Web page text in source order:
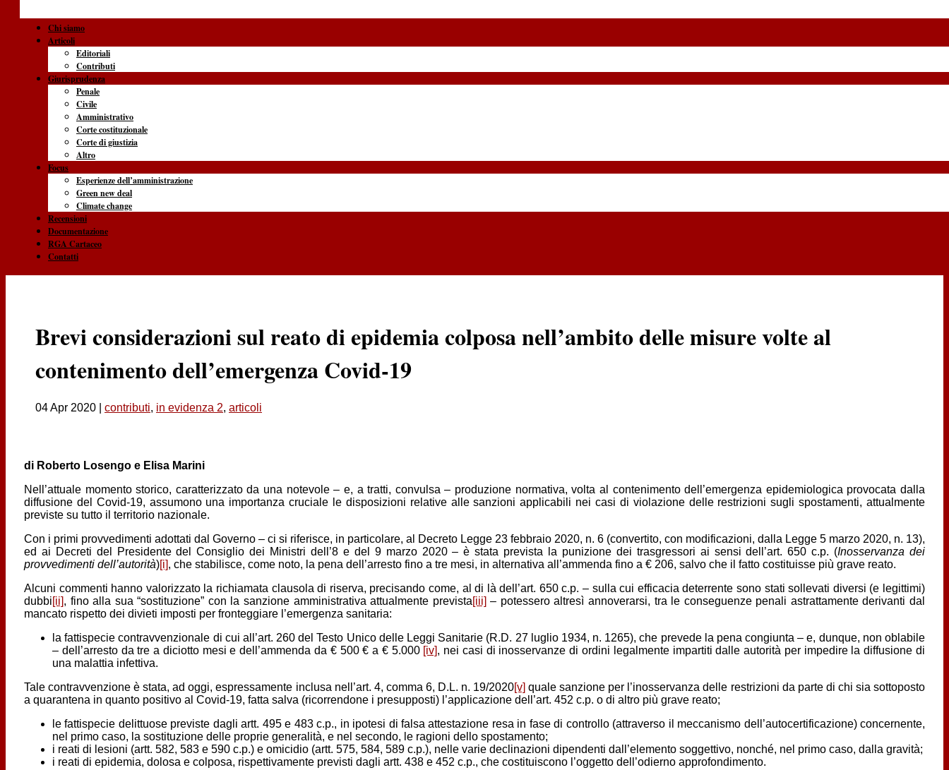
Chi siamo
Articoli
Editoriali
Contributi
Giurisprudenza
Penale
Civile
Amministrativo
Corte costituzionale
Corte di giustizia
Altro
Focus
Esperienze dell’amministrazione
Green new deal
Climate change
Recensioni
Documentazione
RGA Cartaceo
Contatti
Brevi considerazioni sul reato di epidemia colposa nell’ambito delle misure volte al
contenimento dell’emergenza Covid-19
04 Apr 2020 contributi, in evidenza 2, articoli
di Roberto Losengo e Elisa Marini
Nell’attuale momento storico, caratterizzato da una notevole – e, a tratti, convulsa – produzione normativa, volta al contenimento dell’emergenza epidemiologica provocata dalla
diffusione del Covid-19, assumono una importanza cruciale le disposizioni relative alle sanzioni applicabili nei casi di violazione delle restrizioni sugli spostamenti, attualmente
previste su tutto il territorio nazionale.
Con i primi provvedimenti adottati dal Governo – ci si riferisce, in particolare, al Decreto Legge 23 febbraio 2020, n. 6 (convertito, con modificazioni, dalla Legge 5 marzo 2020, n. 13),
ed ai Decreti del Presidente del Consiglio dei Ministri dell’8 e del 9 marzo 2020 – è stata prevista la punizione dei trasgressori ai sensi dell’art. 650 c.p. (Inosservanza dei
provvedimenti dell’autorità)[i], che stabilisce, come noto, la pena dell’arresto fino a tre mesi, in alternativa all’ammenda fino a € 206, salvo che il fatto costituisse più grave reato.
Alcuni commenti hanno valorizzato la richiamata clausola di riserva, precisando come, al di là dell’art. 650 c.p. – sulla cui efficacia deterrente sono stati sollevati diversi (e legittimi)
dubbi[ii], fino alla sua “sostituzione” con la sanzione amministrativa attualmente prevista[iii] – potessero altresì annoverarsi, tra le conseguenze penali astrattamente derivanti dal
mancato rispetto dei divieti imposti per fronteggiare l’emergenza sanitaria:
la fattispecie contravvenzionale di cui all’art. 260 del Testo Unico delle Leggi Sanitarie (R.D. 27 luglio 1934, n. 1265), che prevede la pena congiunta – e, dunque, non oblabile
– dell’arresto da tre a diciotto mesi e dell’ammenda da € 500 € a € 5.000 [iv], nei casi di inosservanze di ordini legalmente impartiti dalle autorità per impedire la diffusione di
una malattia infettiva.
Tale contravvenzione è stata, ad oggi, espressamente inclusa nell’art. 4, comma 6, D.L. n. 19/2020[v] quale sanzione per l’inosservanza delle restrizioni da parte di chi sia sottoposto
a quarantena in quanto positivo al Covid-19, fatta salva (ricorrendone i presupposti) l’applicazione dell’art. 452 c.p. o di altro più grave reato;
le fattispecie delittuose previste dagli artt. 495 e 483 c.p., in ipotesi di falsa attestazione resa in fase di controllo (attraverso il meccanismo dell’autocertificazione) concernente,
nel primo caso, la sostituzione delle proprie generalità, e nel secondo, le ragioni dello spostamento;
i reati di lesioni (artt. 582, 583 e 590 c.p.) e omicidio (artt. 575, 584, 589 c.p.), nelle varie declinazioni dipendenti dall’elemento soggettivo, nonché, nel primo caso, dalla gravità;
i reati di epidemia, dolosa e colposa, rispettivamente previsti dagli artt. 438 e 452 c.p., che costituiscono l’oggetto dell’odierno approfondimento.